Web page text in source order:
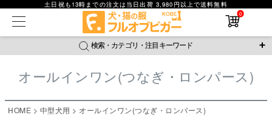
土日祝も13時までの注文は当日出荷 3,980円以上で送料無料
0
検索・カテゴリ・注目キーワード
＼注目ワード／
ジャージ 防蚊 腹巻 撥水レイン ラッシュガード
在庫なし商品を表示しない
商品番号
並び順
新着順
オールインワン(つなぎ・ロンパース)
HOME 中型犬用 オールインワン(つなぎ・ロンパース)